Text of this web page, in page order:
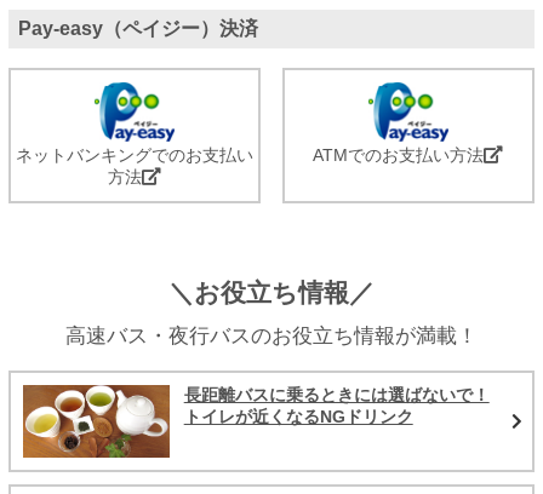
Pay-easy（ペイジー）決済
ネットバンキングでのお支払い
方法
ATMでのお支払い方法
＼お役立ち情報／
高速バス・夜行バスのお役立ち情報が満載！
長距離バスに乗るときには選ばないで！
トイレが近くなるNGドリンク